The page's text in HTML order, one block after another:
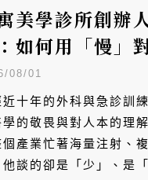
美學診所創辦
如何用「慢」
時代？
08/01
近十年的外科與急診訓
學的敬畏與對人本的理
個產業忙著海量注射、
他談的卻是「少」、是